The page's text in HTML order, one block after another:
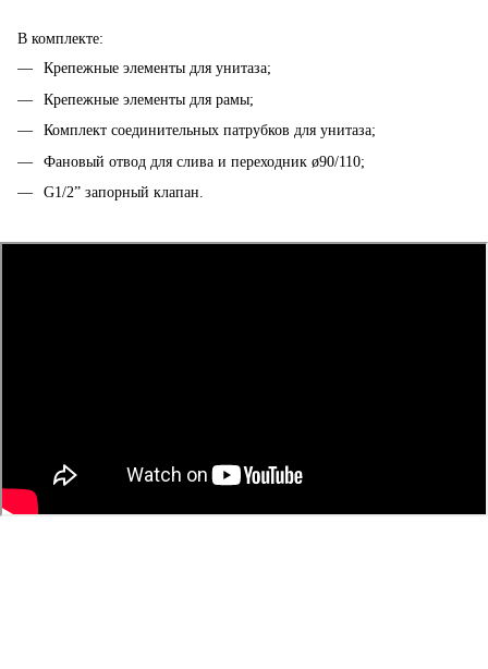
В комплекте:
Крепежные элементы для унитаза;
Крепежные элементы для рамы;
Комплект соединительных патрубков для унитаза;
Фановый отвод для слива и переходник ø90/110;
G1/2” запорный клапан.